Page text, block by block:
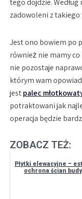
zadowoleni z takiego
Jest ono bowiem po
również nie mamy
nie pozostaje
którym wam
jestpalec
potraktowani jak
operacja będzie
ZOBACZ TEŻ:
Płytki elewacyjne –
ochrona ścian